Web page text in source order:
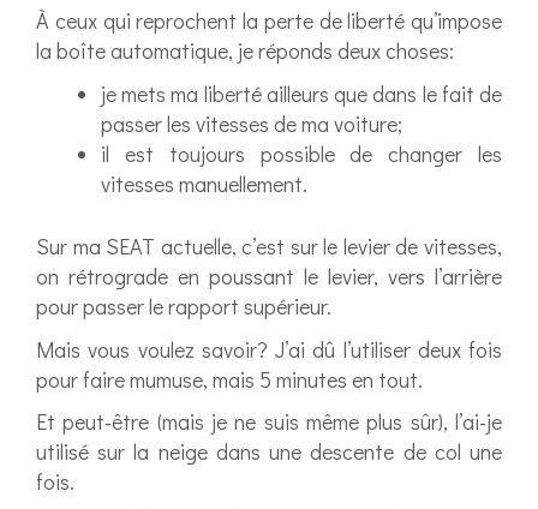
À ceux qui reprochent la perte de liberté qu’impose
la boîte automatique, je réponds deux choses:
je mets ma liberté ailleurs que dans le fait de
passer les vitesses de ma voiture;
il est toujours possible de changer les
vitesses manuellement.
Sur ma SEAT actuelle, c’est sur le levier de vitesses,
on rétrograde en poussant le levier, vers l’arrière
pour passer le rapport supérieur.
Mais vous voulez savoir? J’ai dû l’utiliser deux fois
pour faire mumuse, mais 5 minutes en tout.
Et peut-être (mais je ne suis même plus sûr), l’ai-je
utilisé sur la neige dans une descente de col une
fois.